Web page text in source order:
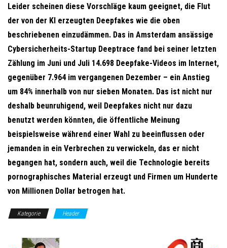
Leider scheinen diese Vorschläge kaum geeignet, die Flut
der von der KI erzeugten Deepfakes wie die oben
beschriebenen einzudämmen. Das in Amsterdam ansässige
Cybersicherheits-Startup Deeptrace fand bei seiner letzten
Zählung im Juni und Juli 14.698 Deepfake-Videos im Internet,
gegenüber 7.964 im vergangenen Dezember – ein Anstieg
um 84% innerhalb von nur sieben Monaten. Das ist nicht nur
deshalb beunruhigend, weil Deepfakes nicht nur dazu
benutzt werden könnten, die öffentliche Meinung
beispielsweise während einer Wahl zu beeinflussen oder
jemanden in ein Verbrechen zu verwickeln, das er nicht
begangen hat, sondern auch, weil die Technologie bereits
pornographisches Material erzeugt und Firmen um Hunderte
von Millionen Dollar betrogen hat.
Kategorie Header